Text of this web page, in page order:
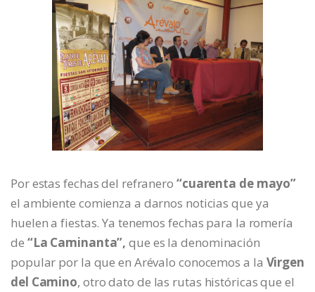
Por estas fechas del refranero “cuarenta de mayo”
el ambiente comienza a darnos noticias que ya
huelen a fiestas. Ya tenemos fechas para la romería
de “La Caminanta”, que es la denominación
popular por la que en Arévalo conocemos a la Virgen
del Camino, otro dato de las rutas históricas que el